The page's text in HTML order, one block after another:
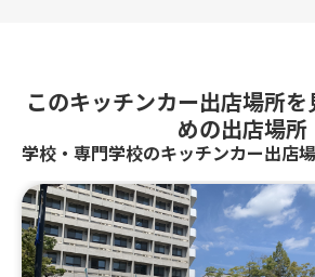
ワッサン（国産牛の欧風カレー入
り）、炭焼アイスコーヒー、炭焼アイ
スカフェ オ レ
このキッチンカー出店場所
めの出店場所
学校・専門学校のキッチンカー出店